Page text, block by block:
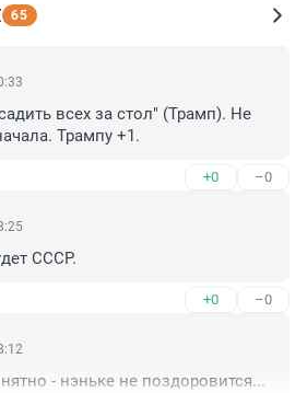
65
всех за стол" (Трамп). Не
Трампу +1.
+0 –0
СССР.
+0 –0
- нэньке не поздоровится...